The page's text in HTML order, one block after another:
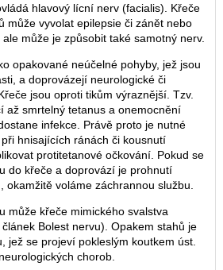
hlavový lícní nerv (facialis). Křeče
může vyvolat epilepsie či zánět nebo
může je způsobit také samotný nerv.
opakované neúčelné pohyby, jež jsou
a doprovázejí neurologické či
jsou oproti tikům výraznější. Tzv.
až smrtelný tetanus a onemocnění
infekce. Právě proto je nutné
hnisajících ránách či kousnutí
protitetanové očkování. Pokud se
do křeče a doprovází je prohnutí
okamžitě voláme záchrannou službu.
může křeče mimického svalstva
Bolest nervu). Opakem stahů je
jež se projeví pokleslým koutkem úst.
chorob.